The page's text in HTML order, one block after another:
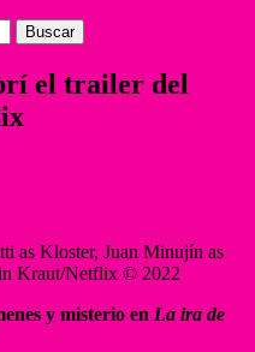
el trailer del
as Kloster, Juan Minujín as
Kraut/Netflix © 2022
y misterio en La ira de